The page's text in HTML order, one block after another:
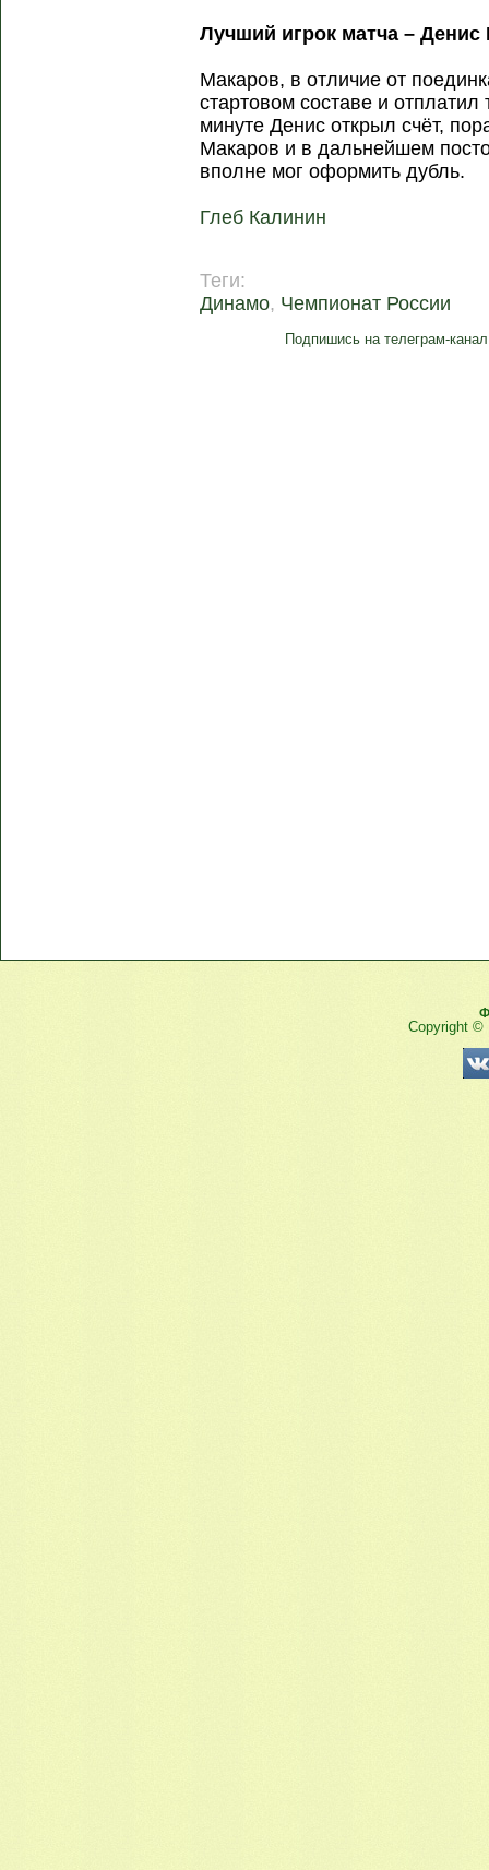
Лучший игрок матча – Денис
Макаров, в отличие от
стартовом составе и
минуте Денис открыл счёт,
Макаров и в дальнейшем
вполне мог оформить дубль.
Глеб Калинин
Теги:
Динамо, Чемпионат России
Подпишись на телеграм-
Copyright ©